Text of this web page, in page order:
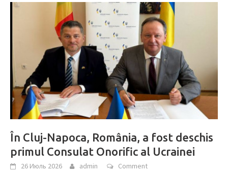
În Cluj-Napoca, România, a fost deschis
primul Consulat Onorific al Ucrainei
26 Июль 2026 admin Comment